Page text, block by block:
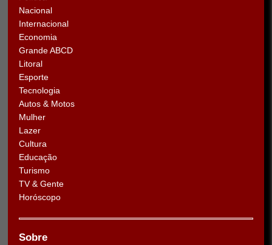
Nacional
Internacional
Economia
Grande ABCD
Litoral
Esporte
Tecnologia
Autos & Motos
Mulher
Lazer
Cultura
Educação
Turismo
TV & Gente
Horóscopo
Sobre